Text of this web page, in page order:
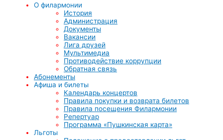
О филармонии
История
Администрация
Документы
Вакансии
Лига друзей
Мультимедиа
Противодействие коррупции
Обратная связь
Абонементы
Афиша и билеты
Календарь концертов
Правила покупки и возврата билетов
Правила посещения Филармонии
Репертуар
Программа «Пушкинская карта»
Льготы